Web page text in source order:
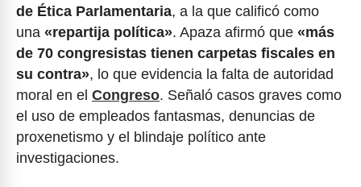
de Ética Parlamentaria, a la que calificó como
una «repartija política». Apaza afirmó que «más
de 70 congresistas tienen carpetas fiscales en
su contra», lo que evidencia la falta de autoridad
moral en el Congreso. Señaló casos graves como
el uso de empleados fantasmas, denuncias de
proxenetismo y el blindaje político ante
investigaciones.